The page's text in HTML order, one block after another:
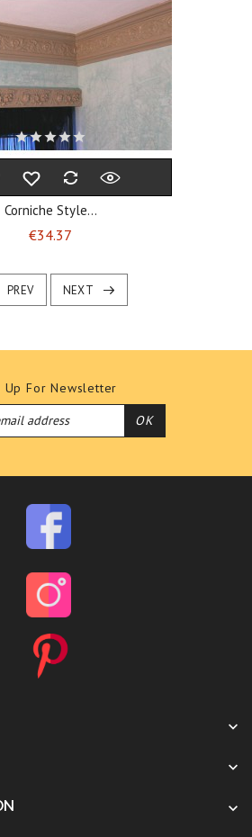
Corniche Style...
€34.37
PREV NEXT
Up For Newsletter


